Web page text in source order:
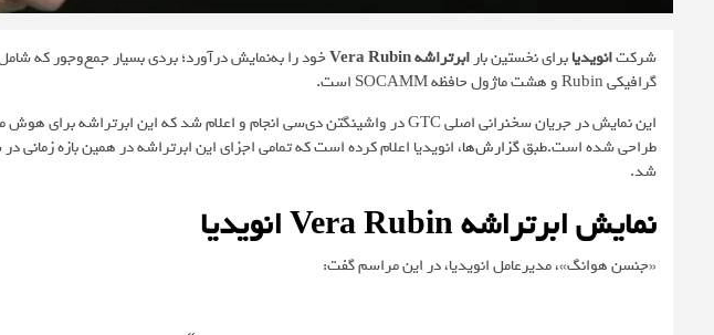
شرکتانویدیابرای نخستین بارابرتراشه Vera Rubin
گرافیکی Rubin و هشت ماژول حافظه SOCAMM است.
طراحی شده است.طبقگزارش‌ها، انویدیا اعلام کرده است که تمامی اجزای این ابرتراشه در همین بازه زمانی
شد.
نمایشابرتراشه Vera Rubin انویدیا
«جنسن هوانگ»، مدیرعامل انویدیا، در این مراسم گفت: